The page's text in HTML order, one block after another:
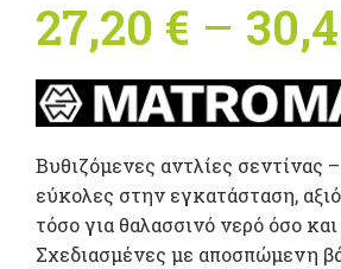
27,20 € –
Βυθιζόμενες αντλίες σεντίνας
εύκολες στην εγκατάσταση,
τόσο για θαλασσινό νερό όσο
Σχεδιασμένες με αποσπώμενη